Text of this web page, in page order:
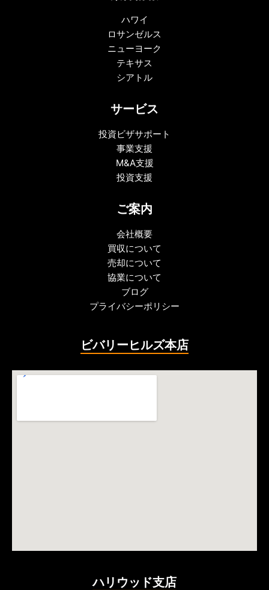
ハワイ
ロサンゼルス
ニューヨーク
テキサス
シアトル
サービス
投資ビザサポート
事業支援
M&A支援
投資支援
ご案内
会社概要
買収について
売却について
協業について
ブログ
プライバシーポリシー
ビバリーヒルズ本店
ハリウッド支店